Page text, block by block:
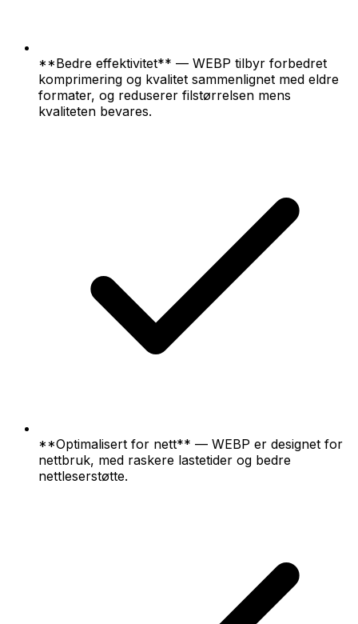
**Bedre effektivitet** — WEBP tilbyr forbedret
komprimering og kvalitet sammenlignet med eldre
formater, og reduserer filstørrelsen mens
kvaliteten bevares.
**Optimalisert for nett** — WEBP er designet for
nettbruk, med raskere lastetider og bedre
nettleserstøtte.